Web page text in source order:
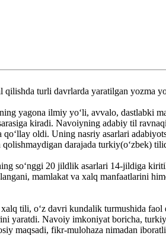
turli davrlarda yaratilgan yozma
yagona ilmiy yo‘li, avvalo, dastlabki
kiradi. Navoiyning adabiy til
qo‘llay oldi. Uning nasriy asarlari
darajada turkiy(o‘zbek)
so‘nggi 20 jildlik asarlari 14-jildiga
mamlakat va xalq manfaatlarini
tili, o‘z davri kundalik turmushida
yaratdi. Navoiy imkoniyat boricha,
maqsadi, fikr-mulohaza nimadan